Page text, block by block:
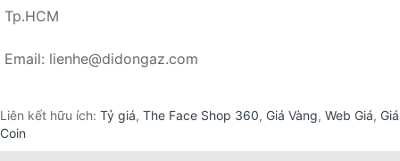
Tp.HCM
Email: lienhe@didongaz.com
Liên kết hữu ích: Tỷ giá, The Face Shop 360, Giá Vàng, Web Giá, Giá
Coin